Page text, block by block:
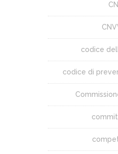
CNI
codice
codice di